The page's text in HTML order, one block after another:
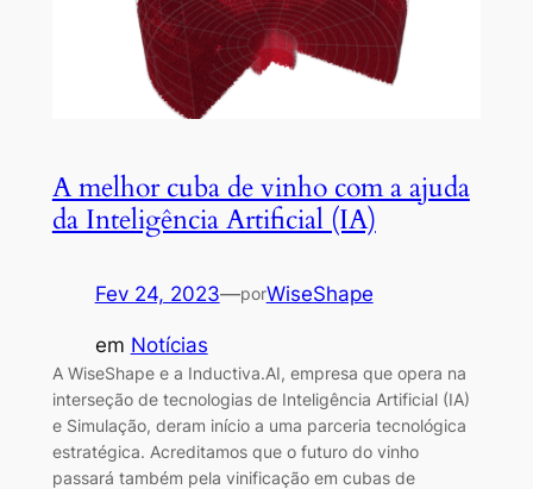
A melhor cuba de vinho com a ajuda
da Inteligência Artificial (IA)
Fev 24, 2023—porWiseShape
em Notícias
A WiseShape e a Inductiva.AI, empresa que opera na
interseção de tecnologias de Inteligência Artificial (IA)
e Simulação, deram início a uma parceria tecnológica
estratégica. Acreditamos que o futuro do vinho
passará também pela vinificação em cubas de